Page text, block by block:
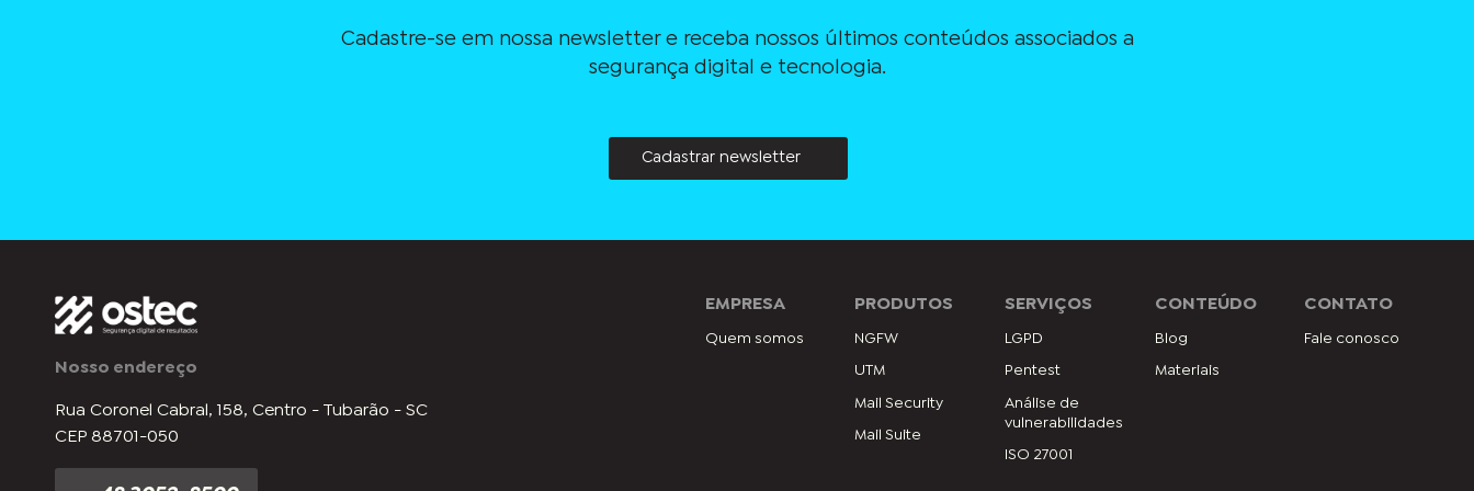
Cadastre-se em nossa newsletter e receba nossos últimos conteúdos associados a
segurança digital e tecnologia.
Cadastrar newsletter
Nosso endereço
Rua Coronel Cabral, 158, Centro - Tubarão - SC
CEP 88701-050
EMPRESA
Quem somos
PRODUTOS
NGFW
UTM
Mail Security
Mail Suite
SERVIÇOS
LGPD
Pentest
Análise de
vulnerabilidades
ISO 27001
CONTEÚDO
Blog
Materiais
CONTATO
Fale conosco